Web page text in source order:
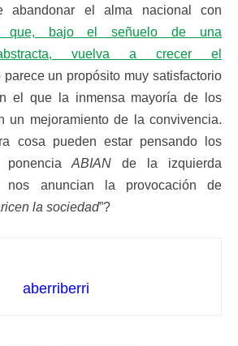
abandonar el alma nacional con
que, bajo el señuelo de una
abstracta, vuelva a crecer el
parece un propósito muy satisfactorio
el que la inmensa mayoría de los
un mejoramiento de la convivencia.
cosa pueden estar pensando los
ponenciaABIAN de la izquierda
nos anuncian la provocación de
la sociedad”?
aberriberri